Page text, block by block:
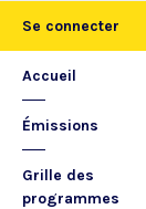
Se connecter
Accueil
Émissions
Grille des
programmes